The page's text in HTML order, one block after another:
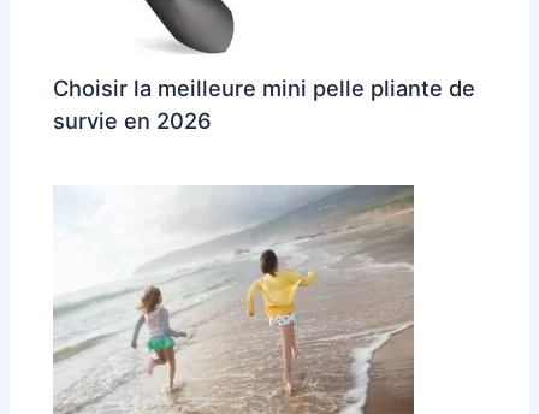
Choisir la meilleure mini pelle pliante de
survie en 2026